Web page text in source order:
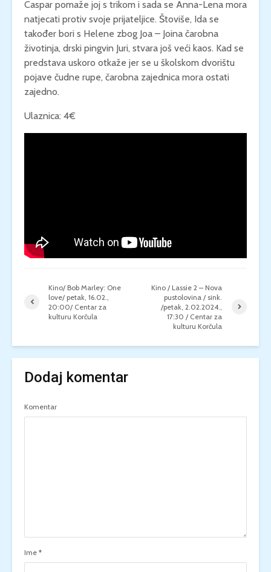
Caspar pomaže joj s trikom i sada se Anna-Lena mora
natjecati protiv svoje prijateljice. Štoviše, Ida se
također bori s Helene zbog Joa – Joina čarobna
životinja, drski pingvin Juri, stvara još veći kaos. Kad se
predstava uskoro otkaže jer se u školskom dvorištu
pojave čudne rupe, čarobna zajednica mora ostati
zajedno.
Ulaznica: 4€
Kino/ Bob Marley: One
love/ petak, 16.02.,
20:00/ Centar za
kulturu Korčula
Kino / Lassie 2 – Nova
pustolovina / sink.
/petak, 2.02.2024.,
17:30 / Centar za
kulturu Korčula
Dodaj komentar
Komentar
Ime *